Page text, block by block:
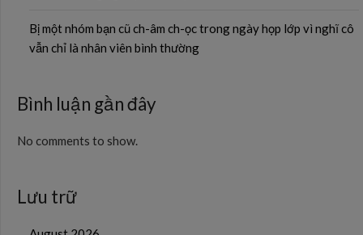
Bị một nhóm bạn cũ ch-âm ch-ọc trong ngày họp lớp vì nghĩ cô
vẫn chỉ là nhân viên bình thường
Bình luận gần đây
No comments to show.
Lưu trữ